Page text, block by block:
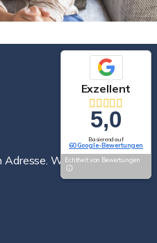
Adresse. Wir
Exzellent
5,0
Basierend auf
60 Google-Bewertungen
Echtheit von Bewertungen